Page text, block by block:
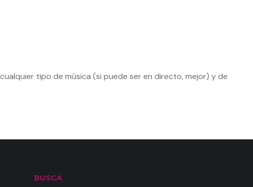
tipo de música (si puede ser en directo, mejor) y de
BUSCA